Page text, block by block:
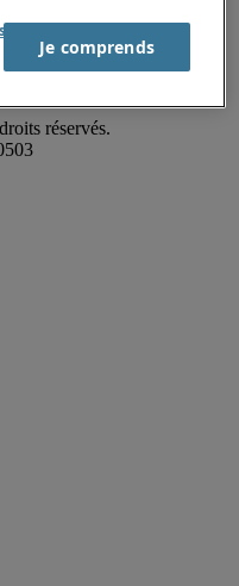
réservés.
Je comprends